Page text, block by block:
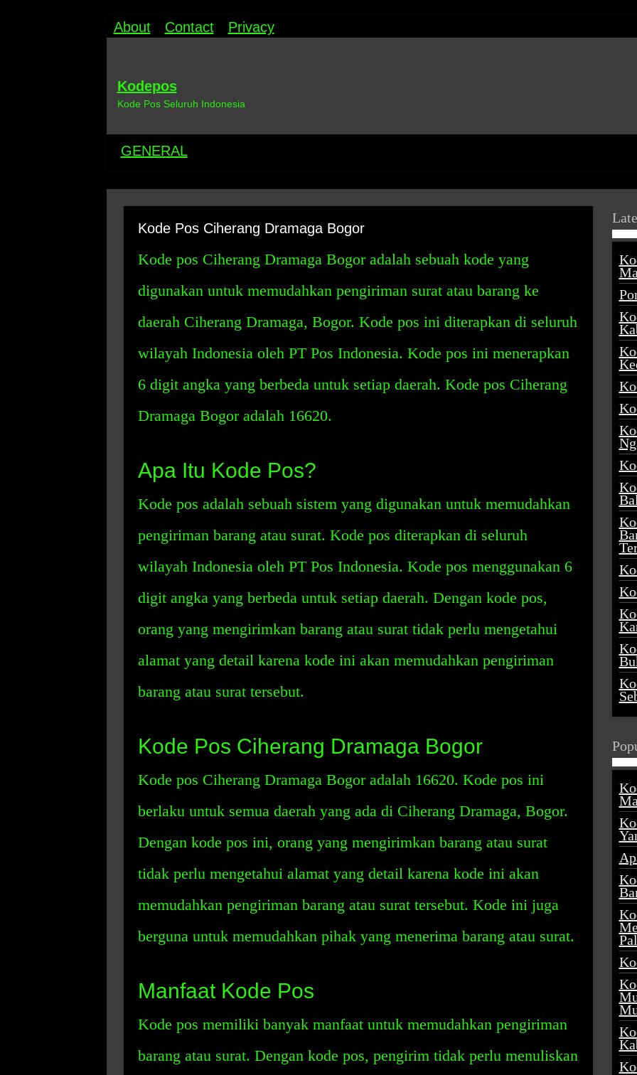
About Contact Privacy
Kodepos
Kode Pos Seluruh Indonesia
GENERAL
Kode Pos Ciherang Dramaga Bogor
Kode pos Ciherang Dramaga Bogor adalah sebuah kode yang
digunakan untuk memudahkan pengiriman surat atau barang ke
daerah Ciherang Dramaga, Bogor. Kode pos ini diterapkan di seluruh
wilayah Indonesia oleh PT Pos Indonesia. Kode pos ini menerapkan
6 digit angka yang berbeda untuk setiap daerah. Kode pos Ciherang
Dramaga Bogor adalah 16620.
Apa Itu Kode Pos?
Kode pos adalah sebuah sistem yang digunakan untuk memudahkan
pengiriman barang atau surat. Kode pos diterapkan di seluruh
wilayah Indonesia oleh PT Pos Indonesia. Kode pos menggunakan 6
digit angka yang berbeda untuk setiap daerah. Dengan kode pos,
orang yang mengirimkan barang atau surat tidak perlu mengetahui
alamat yang detail karena kode ini akan memudahkan pengiriman
barang atau surat tersebut.
Kode Pos Ciherang Dramaga Bogor
Kode pos Ciherang Dramaga Bogor adalah 16620. Kode pos ini
berlaku untuk semua daerah yang ada di Ciherang Dramaga, Bogor.
Dengan kode pos ini, orang yang mengirimkan barang atau surat
tidak perlu mengetahui alamat yang detail karena kode ini akan
memudahkan pengiriman barang atau surat tersebut. Kode ini juga
berguna untuk memudahkan pihak yang menerima barang atau surat.
Manfaat Kode Pos
Kode pos memiliki banyak manfaat untuk memudahkan pengiriman
barang atau surat. Dengan kode pos, pengirim tidak perlu menuliskan